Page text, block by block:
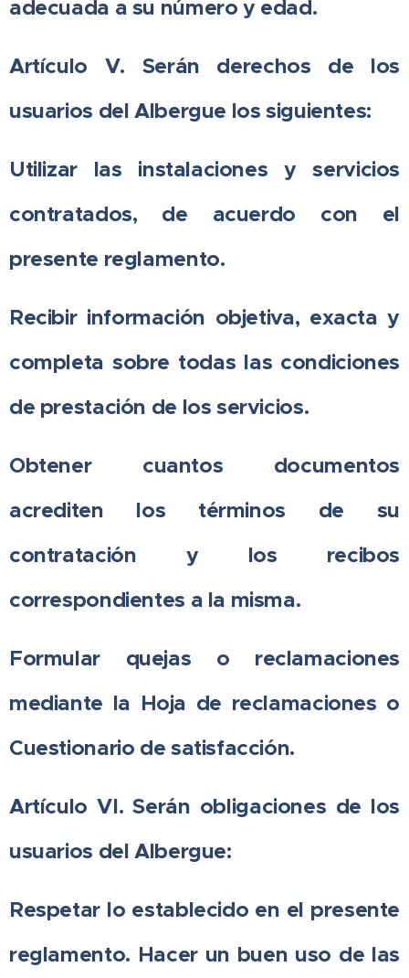
adecuada a su número y edad.
Artículo V. Serán derechos de los
usuarios del Albergue los siguientes:
Utilizar las instalaciones y servicios
contratados, de acuerdo con el
presente reglamento.
Recibir información objetiva, exacta y
completa sobre todas las condiciones
de prestación de los servicios.
Obtener cuantos documentos
acrediten los términos de su
contratación y los recibos
correspondientes a la misma.
Formular quejas o reclamaciones
mediante la Hoja de reclamaciones o
Cuestionario de satisfacción.
Artículo VI. Serán obligaciones de los
usuarios del Albergue:
Respetar lo establecido en el presente
reglamento. Hacer un buen uso de las